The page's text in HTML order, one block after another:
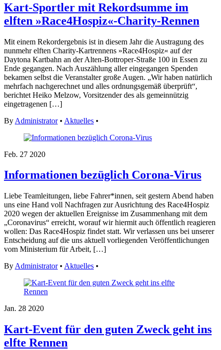
Kart-Sportler mit Rekordsumme im
elften »Race4Hospiz«-Charity-Rennen
Mit einem Rekordergebnis ist in diesem Jahr die Austragung des
nunmehr elften Charity-Kartrennens »Race4Hospiz« auf der
Daytona Kartbahn an der Alten-Bottroper-Straße 100 in Essen zu
Ende gegangen. Nach Auszählung aller eingegangen Spenden
bekamen selbst die Veranstalter große Augen. „Wir haben natürlich
mehrfach nachgerechnet und alles ordnungsgemäß überprüft“,
berichtet Heiko Melzow, Vorsitzender des als gemeinnützig
eingetragenen […]
By Administrator• Aktuelles •
Feb. 27 2020
Informationen bezüglich Corona-Virus
Liebe Teamleitungen, liebe Fahrer*innen, seit gestern Abend haben
uns eine Hand voll Nachfragen zur Ausrichtung des Race4Hospiz
2020 wegen der aktuellen Ereignisse im Zusammenhang mit dem
„Coronavirus“ erreicht, worauf wir hiermit auch öffentlich reagieren
wollen: Das Race4Hospiz findet statt. Wir verlassen uns bei unserer
Entscheidung auf die uns aktuell vorliegenden Veröffentlichungen
vom Ministerium für Arbeit, […]
By Administrator• Aktuelles •
Jan. 28 2020
Kart-Event für den guten Zweck geht ins
elfte Rennen